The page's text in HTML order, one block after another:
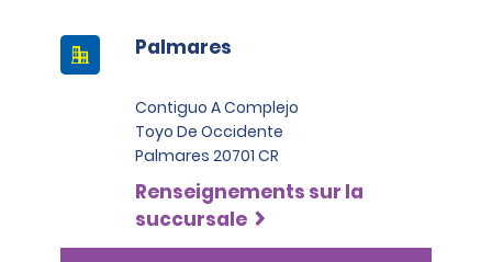
Palmares
Contiguo A Complejo
Toyo De Occidente
Palmares 20701 CR
Renseignements sur la
succursale